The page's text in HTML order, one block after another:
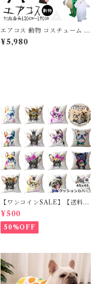
エアコス 動物 コスチューム 着
ぐるみ コスプレ ハロウィン カ
エル ブタ 豚 ウシ ユニコーン
¥5,980
【ワンコインSALE】【送料無
料】KM503G クッションカバ
ー フレンチブルドッグ クリー
ム フレブル
¥500
50%OFF